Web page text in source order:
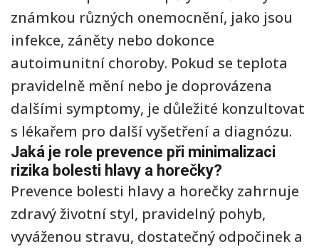
známkou různých onemocnění, jako jsou
infekce, záněty nebo dokonce
autoimunitní choroby. Pokud se teplota
pravidelně mění nebo je doprovázena
dalšími symptomy, je důležité konzultovat
s lékařem pro další vyšetření a diagnózu.
Jaká je role prevence při minimalizaci
rizika bolesti hlavy a horečky?
Prevence bolesti hlavy a horečky zahrnuje
zdravý životní styl, pravidelný pohyb,
vyváženou stravu, dostatečný odpočinek a